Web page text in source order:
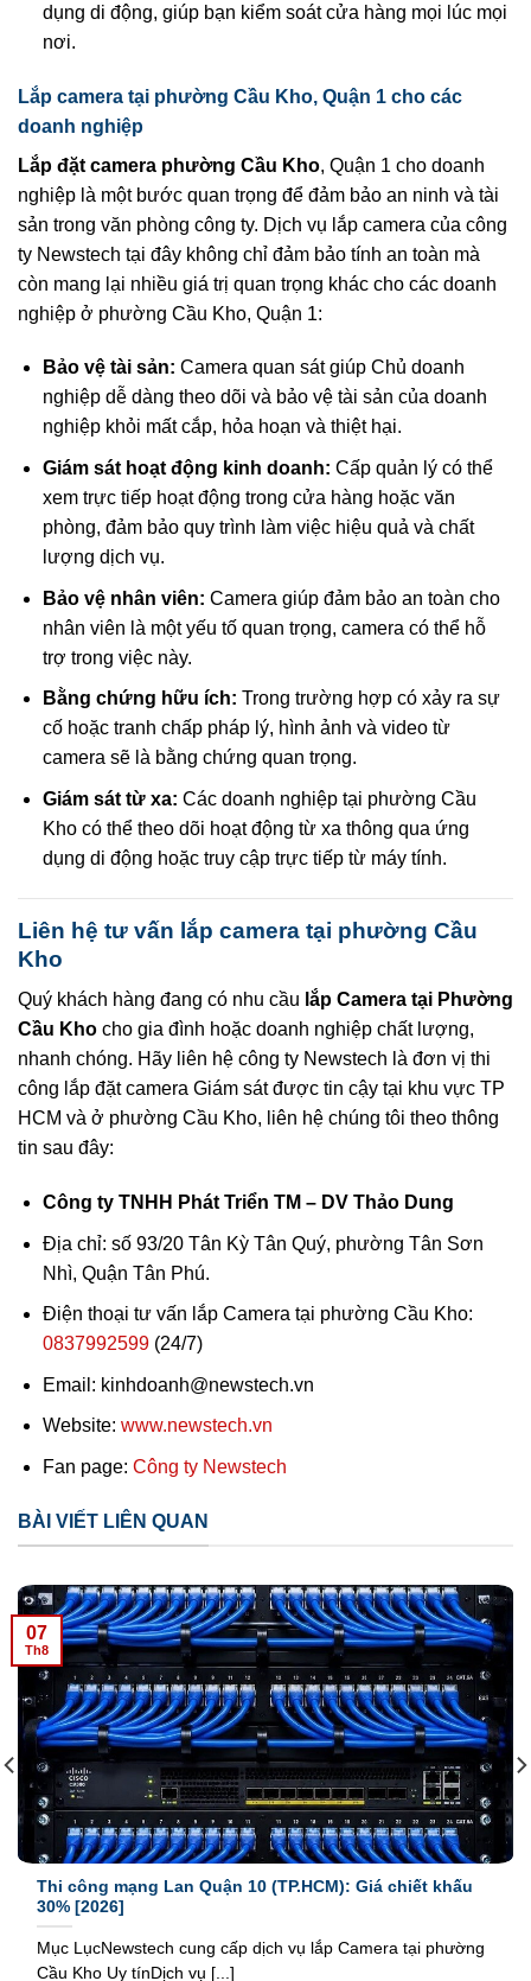
dụng di động, giúp bạn kiểm soát cửa hàng mọi lúc mọi
nơi.
Lắp camera tại phường Cầu Kho, Quận 1 cho các
doanh nghiệp
Lắp đặt camera phường Cầu Kho, Quận 1 cho doanh
nghiệp là một bước quan trọng để đảm bảo an ninh và tài
sản trong văn phòng công ty. Dịch vụ lắp camera của công
ty Newstech tại đây không chỉ đảm bảo tính an toàn mà
còn mang lại nhiều giá trị quan trọng khác cho các doanh
nghiệp ở phường Cầu Kho, Quận 1:
Bảo vệ tài sản: Camera quan sát giúp Chủ doanh
nghiệp dễ dàng theo dõi và bảo vệ tài sản của doanh
nghiệp khỏi mất cắp, hỏa hoạn và thiệt hại.
Giám sát hoạt động kinh doanh: Cấp quản lý có thể
xem trực tiếp hoạt động trong cửa hàng hoặc văn
phòng, đảm bảo quy trình làm việc hiệu quả và chất
lượng dịch vụ.
Bảo vệ nhân viên: Camera giúp đảm bảo an toàn cho
nhân viên là một yếu tố quan trọng, camera có thể hỗ
trợ trong việc này.
Bằng chứng hữu ích: Trong trường hợp có xảy ra sự
cố hoặc tranh chấp pháp lý, hình ảnh và video từ
camera sẽ là bằng chứng quan trọng.
Giám sát từ xa: Các doanh nghiệp tại phường Cầu
Kho có thể theo dõi hoạt động từ xa thông qua ứng
dụng di động hoặc truy cập trực tiếp từ máy tính.
Liên hệ tư vấn lắp camera tại phường Cầu
Kho
Quý khách hàng đang có nhu cầu lắp Camera tại Phường
Cầu Kho cho gia đình hoặc doanh nghiệp chất lượng,
nhanh chóng. Hãy liên hệ công ty Newstech là đơn vị thi
công lắp đặt camera Giám sát được tin cậy tại khu vực TP
HCM và ở phường Cầu Kho, liên hệ chúng tôi theo thông
tin sau đây:
Công ty TNHH Phát Triển TM – DV Thảo Dung
Địa chỉ: số 93/20 Tân Kỳ Tân Quý, phường Tân Sơn
Nhì, Quận Tân Phú.
Điện thoại tư vấn lắp Camera tại phường Cầu Kho:
0837992599(24/7)
Email: kinhdoanh@newstech.vn
Website: www.newstech.vn
Fan page: Công ty Newstech
BÀI VIẾT LIÊN QUAN
Thi công mạng Lan Quận 10 (TP.HCM): Giá chiết khấu
30% [2026]
Mục LụcNewstech cung cấp dịch vụ lắp Camera tại phường
Cầu Kho Uy tínDịch vụ [...]
07
Th8